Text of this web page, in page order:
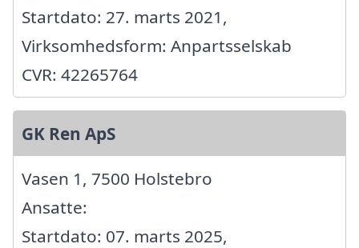
Startdato: 27. marts 2021,
Virksomhedsform: Anpartsselskab
CVR: 42265764
GK Ren ApS
Vasen 1, 7500 Holstebro
Ansatte:
Startdato: 07. marts 2025,